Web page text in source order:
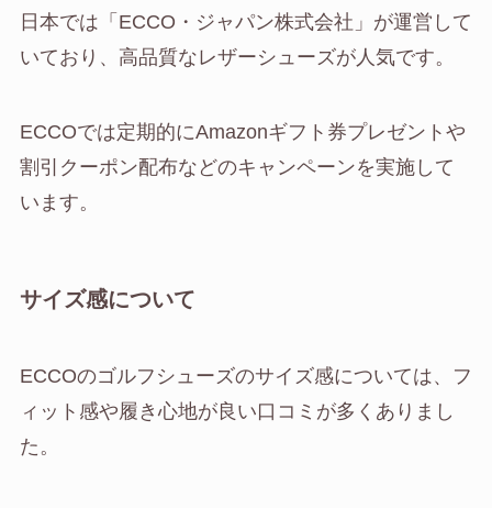
日本では「ECCO・ジャパン株式会社」が運営して
いており、高品質なレザーシューズが人気です。
ECCOでは定期的にAmazonギフト券プレゼントや
割引クーポン配布などのキャンペーンを実施して
います。
サイズ感について
ECCOのゴルフシューズのサイズ感については、フ
ィット感や履き心地が良い口コミが多くありまし
た。